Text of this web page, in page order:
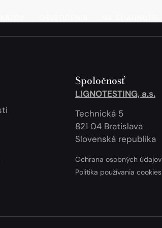
Spoločnosť
LIGNOTESTING, a.s.
Technická 5
821 04 Bratislava
Slovenská republika
Ochrana osobných údajov
Politika používania cookies